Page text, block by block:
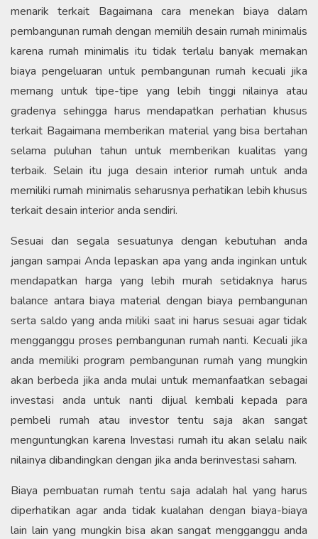
menarik terkait Bagaimana cara menekan biaya dalam
pembangunan rumah dengan memilih desain rumah minimalis
karena rumah minimalis itu tidak terlalu banyak memakan
biaya pengeluaran untuk pembangunan rumah kecuali jika
memang untuk tipe-tipe yang lebih tinggi nilainya atau
gradenya sehingga harus mendapatkan perhatian khusus
terkait Bagaimana memberikan material yang bisa bertahan
selama puluhan tahun untuk memberikan kualitas yang
terbaik. Selain itu juga desain interior rumah untuk anda
memiliki rumah minimalis seharusnya perhatikan lebih khusus
terkait desain interior anda sendiri.
Sesuai dan segala sesuatunya dengan kebutuhan anda
jangan sampai Anda lepaskan apa yang anda inginkan untuk
mendapatkan harga yang lebih murah setidaknya harus
balance antara biaya material dengan biaya pembangunan
serta saldo yang anda miliki saat ini harus sesuai agar tidak
mengganggu proses pembangunan rumah nanti. Kecuali jika
anda memiliki program pembangunan rumah yang mungkin
akan berbeda jika anda mulai untuk memanfaatkan sebagai
investasi anda untuk nanti dijual kembali kepada para
pembeli rumah atau investor tentu saja akan sangat
menguntungkan karena Investasi rumah itu akan selalu naik
nilainya dibandingkan dengan jika anda berinvestasi saham.
Biaya pembuatan rumah tentu saja adalah hal yang harus
diperhatikan agar anda tidak kualahan dengan biaya-biaya
lain lain yang mungkin bisa akan sangat mengganggu anda